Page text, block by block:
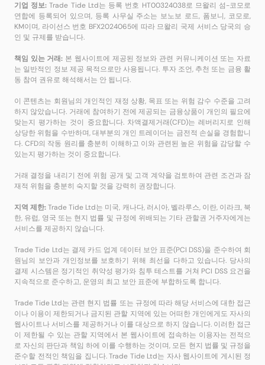
기업 정보: Trade Tide Ltd는 등록 번호 HT00324038로 므왈리 섬-코모로
연합에 등록되어 있으며, 등록 사무실 주소는 보노보 로드, 폼보니, 코모로,
KM이며, 라이선스 번호 BFX2024065에 따라 므왈리 국제 서비스 당국의 승
인 및 규제를 받습니다.
책임 있는 거래: 본 웹사이트에 제공된 정보와 관련 커뮤니케이션 또는 자료
는 일반적인 정보 제공 목적으로만 사용됩니다. 투자 조언, 추천 또는 금융 활
동 참여 권유로 해석해서는 안 됩니다.
이 콘텐츠는 회원님의 개인적인 재정 상황, 목표 또는 위험 감수 수준을 고려
하지 않았습니다. 거래에 참여하기 전에 제공되는 금융상품이 개인의 필요에
맞는지 평가하는 것이 중요합니다. 차액결제거래(CFD)는 레버리지로 인해
상당한 위험을 수반하며, 대부분의 개인 트레이더는 금전적 손실을 경험합니
다. CFD의 작동 원리를 충분히 이해하고 이와 관련된 높은 위험을 감당할 수
있는지 평가하는 것이 중요합니다.
거래 결정을 내리기 전에 위험 공개 및 고객 계약을 검토하여 관련 조건과 잠
재적 위험을 충분히 숙지할 것을 강력히 권장합니다.
지역 제한:Trade Tide Ltd는 미국, 캐나다, 러시아, 벨라루스, 이란, 이라크, 북
한, 유럽, 영국 또는 현지 법률 및 규정에 위배되는 기타 관할권 거주자에게는
서비스를 제공하지 않습니다.
Trade Tide Ltd는 결제 카드 업계 데이터 보안 표준(PCI DSS)을 준수하여 회
원님의 보안과 개인정보를 보호하기 위해 최선을 다하고 있습니다. 당사의
결제 시스템은 정기적인 취약성 평가와 침투 테스트를 거쳐 PCI DSS 요건을
지속적으로 준수하고, 운영의 최고 보안 표준에 부합하도록 합니다.
Trade Tide Ltd는 관련 현지 법률 또는 규정에 따라 해당 서비스에 대한 접근
이나 이용이 제한되거나 금지된 관할 지역에 있는 어떠한 개인에게도 자사의
웹사이트나 서비스를 제공하거나 이를 대상으로 하지 않습니다. 이러한 접근
이 제한될 수 있는 관할 지역에서 본 웹사이트에 접속하는 이용자는 전적으
로 자신의 판단과 책임 하에 이를 수행하는 것이며, 모든 현지 법률 및 규정을
준수할 전적인 책임을 집니다. Trade Tide Ltd는 자사 웹사이트에 게시된 정